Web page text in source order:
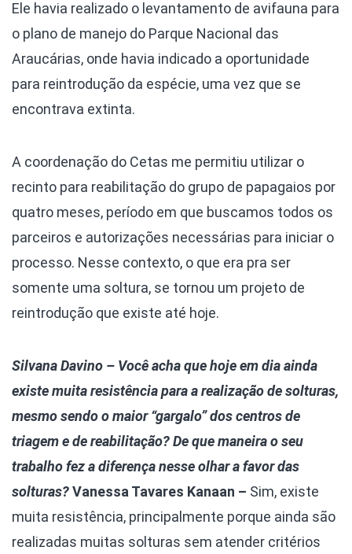
Ele havia realizado o levantamento de avifauna para
o plano de manejo do Parque Nacional das
Araucárias, onde havia indicado a oportunidade
para reintrodução da espécie, uma vez que se
encontrava extinta.
A coordenação do Cetas me permitiu utilizar o
recinto para reabilitação do grupo de papagaios por
quatro meses, período em que buscamos todos os
parceiros e autorizações necessárias para iniciar o
processo. Nesse contexto, o que era pra ser
somente uma soltura, se tornou um projeto de
reintrodução que existe até hoje.
Silvana Davino – Você acha que hoje em dia ainda
existe muita resistência para a realização de solturas,
mesmo sendo o maior “gargalo” dos centros de
triagem e de reabilitação? De que maneira o seu
trabalho fez a diferença nesse olhar a favor das
solturas?Vanessa Tavares Kanaan – Sim, existe
muita resistência, principalmente porque ainda são
realizadas muitas solturas sem atender critérios